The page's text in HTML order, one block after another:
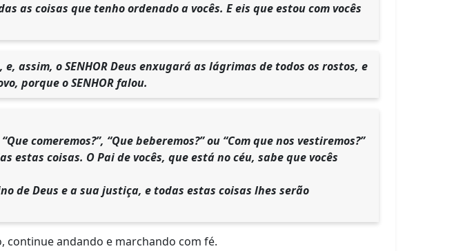
as coisas que tenho ordenado a vocês. E eis que estou com vocês
assim, o SENHOR Deus enxugará as lágrimas de todos os rostos, e
porque o SENHOR falou.
comeremos?”, “Que beberemos?” ou “Com que nos vestiremos?”
estas coisas. O Pai de vocês, que está no céu, sabe que vocês
de Deus e a sua justiça, e todas estas coisas lhes serão
continue andando e marchando com fé.